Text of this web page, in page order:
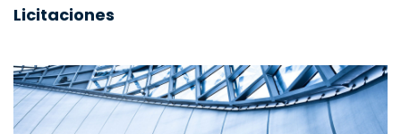
Licitaciones